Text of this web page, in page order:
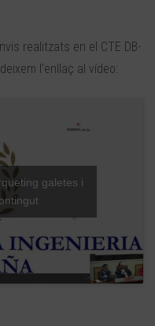
realitzats en el CTE DB-
l’enllaç al vídeo:
galetes i